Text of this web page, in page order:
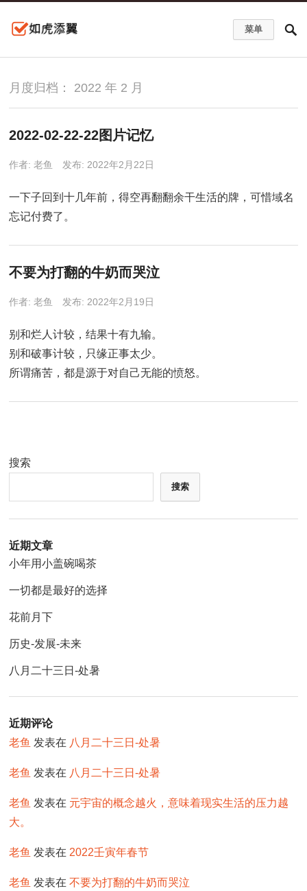
菜单
月度归档： 2022 年 2 月
2022-02-22-22图片记忆
作者:老鱼 发布: 2022年2月22日
一下子回到十几年前，得空再翻翻余干生活的牌，可惜域名
忘记付费了。
不要为打翻的牛奶而哭泣
作者:老鱼 发布: 2022年2月19日
别和烂人计较，结果十有九输。
别和破事计较，只缘正事太少。
所谓痛苦，都是源于对自己无能的愤怒。
搜索
搜索
近期文章
小年用小盖碗喝茶
一切都是最好的选择
花前月下
历史-发展-未来
八月二十三日-处暑
近期评论
老鱼 发表在 八月二十三日-处暑
老鱼 发表在 八月二十三日-处暑
老鱼 发表在 元宇宙的概念越火，意味着现实生活的压力越
大。
老鱼 发表在 2022壬寅年春节
老鱼 发表在不要为打翻的牛奶而哭泣